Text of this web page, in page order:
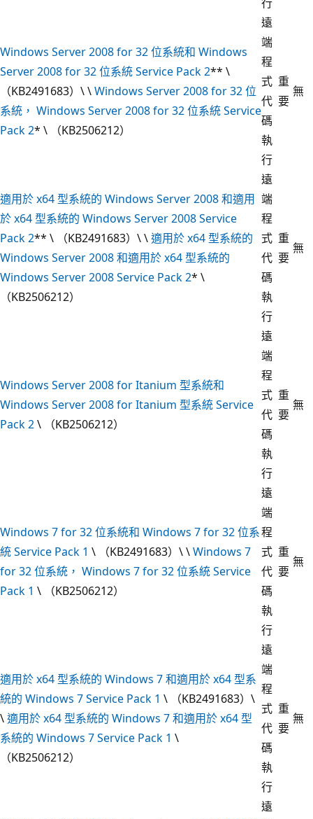
Windows Server 2008 for 32 位系統和 Windows
Server 2008 for 32 位系統 Service Pack 2** \
（KB2491683）\ \Windows Server 2008 for 32 位
系統， Windows Server 2008 for 32 位系統 Service
Pack 2* \ （KB2506212）
遠
端
程
式
代
碼
執
行
重
要
無
適用於 x64 型系統的 Windows Server 2008 和適用
於 x64 型系統的 Windows Server 2008 Service
Pack 2** \ （KB2491683）\ \適用於 x64 型系統的
Windows Server 2008 和適用於 x64 型系統的
Windows Server 2008 Service Pack 2* \
（KB2506212）
遠
端
程
式
代
碼
執
行
重
要
無
Windows Server 2008 for Itanium 型系統和
Windows Server 2008 for Itanium 型系統 Service
Pack 2\ （KB2506212）
遠
端
程
式
代
碼
執
行
重
要
無
Windows 7 for 32 位系統和 Windows 7 for 32 位系
統 Service Pack 1 \ （KB2491683）\ \Windows 7
for 32 位系統， Windows 7 for 32 位系統 Service
Pack 1 \ （KB2506212）
遠
端
程
式
代
碼
執
行
重
要
無
適用於 x64 型系統的 Windows 7 和適用於 x64 型系
統的 Windows 7 Service Pack 1 \ （KB2491683）\
\適用於 x64 型系統的 Windows 7 和適用於 x64 型
系統的 Windows 7 Service Pack 1 \
（KB2506212）
遠
端
程
式
代
碼
執
行
重
要
無
遠